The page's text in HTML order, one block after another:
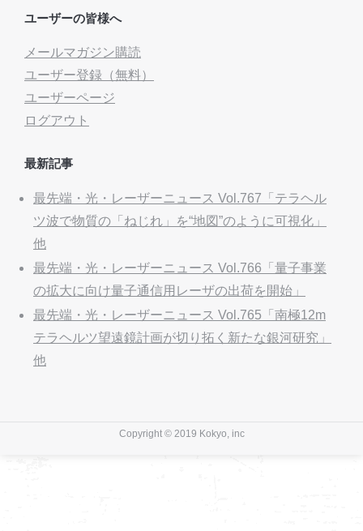
ユーザーの皆様へ
メールマガジン購読
ユーザー登録（無料）
ユーザーページ
ログアウト
最新記事
最先端・光・レーザーニュース Vol.767「テラヘル
ツ波で物質の「ねじれ」を“地図”のように可視化」
他
最先端・光・レーザーニュース Vol.766「量子事業
の拡大に向け量子通信用レーザの出荷を開始」
最先端・光・レーザーニュース Vol.765「南極12m
テラヘルツ望遠鏡計画が切り拓く新たな銀河研究」
他
Copyright © 2019 Kokyo, inc